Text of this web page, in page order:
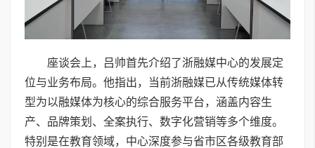
座谈会上，吕帅首先介绍了浙融媒中心的发展定
位与业务布局。他指出，当前浙融媒已从传统媒体转
型为以融媒体为核心的综合服务平台，涵盖内容生
产、品牌策划、全案执行、数字化营销等多个维度。
特别是在教育领域，中心深度参与省市区各级教育部